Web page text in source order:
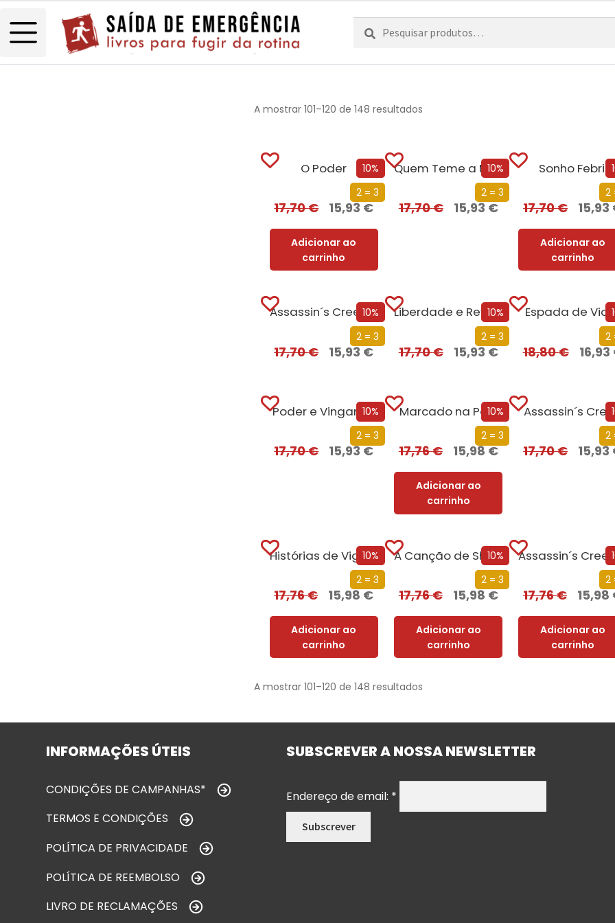
Pesquisar
por:
Pesquisa
A mostrar 101–120 de 148 resultados
10%
2 = 3
O Poder
17,70€ 15,93€
Adicionar ao
carrinho
10%
2 = 3
Quem Teme a Morte
17,70€ 15,93€
2
Sonho Febril
17,70€ 15,93
Adicionar ao
carrinho
10%
2 = 3
Assassin´s Creed – Heresia
17,70€ 15,93€
10%
2 = 3
Liberdade e Revolução
17,70€ 15,93€
2
Espada de
18,80€ 16,93
10%
2 = 3
Poder e Vingança
17,70€ 15,93€
10%
2 = 3
Marcado na Pele
17,76€ 15,98€
Adicionar ao
carrinho
2
Assassin´s
17,70€ 15,93
10%
2 = 3
Histórias de Vigaristas e Canalhas
17,76€ 15,98€
Adicionar ao
carrinho
10%
2 = 3
A Canção de Shannara
17,76€ 15,98€
Adicionar ao
carrinho
2
17,76€ 15,98
Adicionar ao
carrinho
A mostrar 101–120 de 148 resultados
INFORMAÇÕES ÚTEIS
CONDIÇÕES DE CAMPANHAS*
TERMOS E CONDIÇÕES
POLÍTICA DE PRIVACIDADE
POLÍTICA DE REEMBOLSO
LIVRO DE RECLAMAÇÕES
SUBSCREVER A NOSSA NEWSLETTER
Endereço de email: *